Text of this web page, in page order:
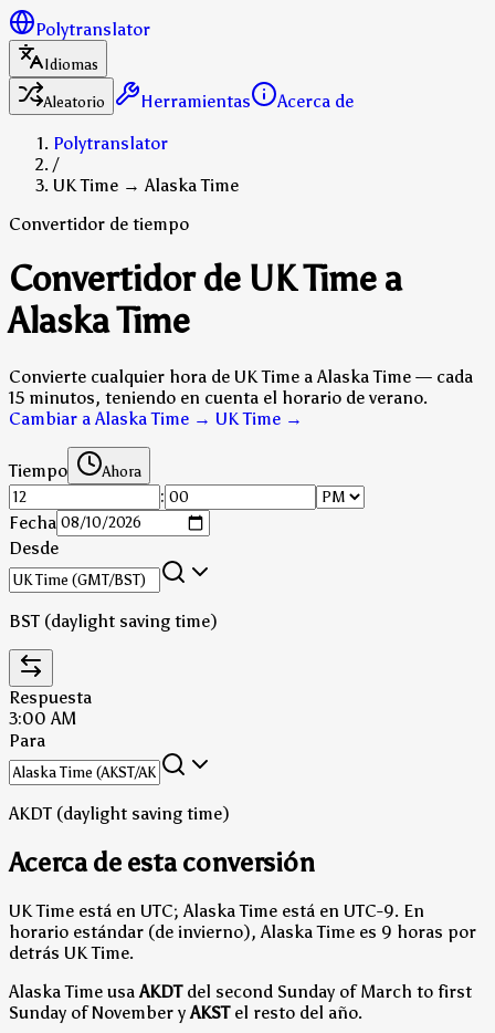
Polytranslator
Idiomas
Aleatorio
Herramientas
Acerca de
Polytranslator
/
UK Time → Alaska Time
Convertidor de tiempo
Convertidor de UK Time a
Alaska Time
Convierte cualquier hora de UK Time a Alaska Time — cada
15 minutos, teniendo en cuenta el horario de verano.
Cambiar a Alaska Time → UK Time →
Tiempo Ahora
:
Fecha
Desde
BST (daylight saving time)
Respuesta
3:00 AM
Para
AKDT (daylight saving time)
Acerca de esta conversión
UK Time está en UTC; Alaska Time está en UTC-9. En
horario estándar (de invierno), Alaska Time es 9 horas por
detrás UK Time.
Alaska Time usa AKDTdel second Sunday of March to first
Sunday of November y AKSTel resto del año.